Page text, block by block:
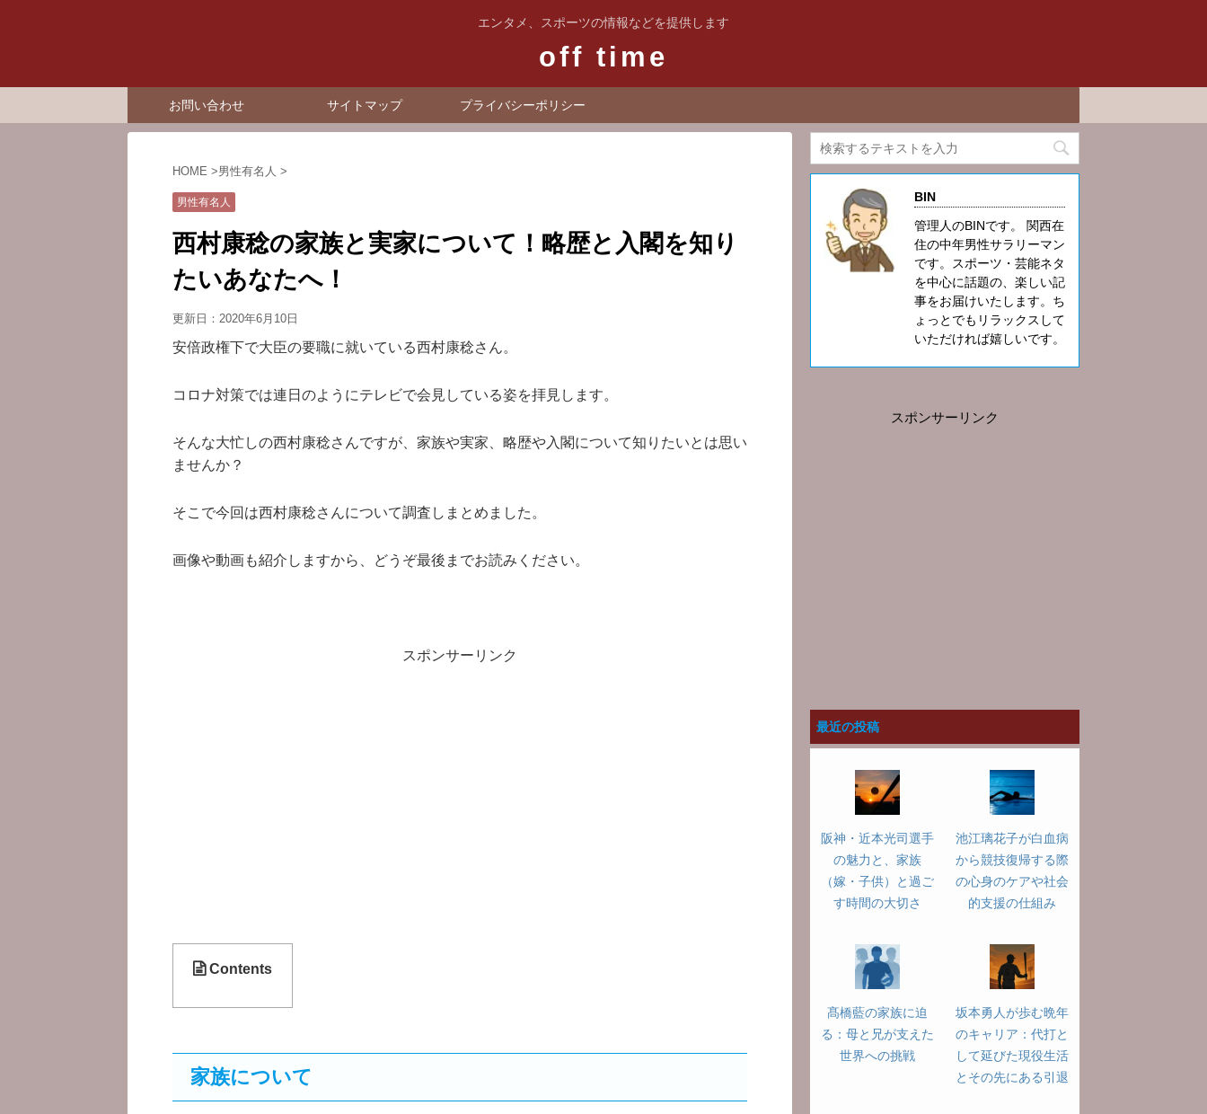
エンタメ、スポーツの情報などを提供します
off time
お問い合わせ サイトマップ プライバシーポリシー
HOME >男性有名人 >
男性有名人
西村康稔の家族と実家について！略歴と入閣を知り
たいあなたへ！
更新日： 2020年6月10日
安倍政権下で大臣の要職に就いている西村康稔さん。
コロナ対策では連日のようにテレビで会見している姿を拝見します。
そんな大忙しの西村康稔さんですが、家族や実家、略歴や入閣について知りたいとは思い
ませんか？
そこで今回は西村康稔さんについて調査しまとめました。
画像や動画も紹介しますから、どうぞ最後までお読みください。
スポンサーリンク
Contents
家族について
BIN
管理人のBINです。 関西在
住の中年男性サラリーマン
です。スポーツ・芸能ネタ
を中心に話題の、楽しい記
事をお届けいたします。ち
ょっとでもリラックスして
いただければ嬉しいです。
スポンサーリンク
最近の投稿
阪神・近本光司選手
の魅力と、家族
（嫁・子供）と過ご
す時間の大切さ
池江璃花子が白血病
から競技復帰する際
の心身のケアや社会
的支援の仕組み
髙橋藍の家族に迫
る：母と兄が支えた
世界への挑戦
坂本勇人が歩む晩年
のキャリア：代打と
して延びた現役生活
とその先にある引退